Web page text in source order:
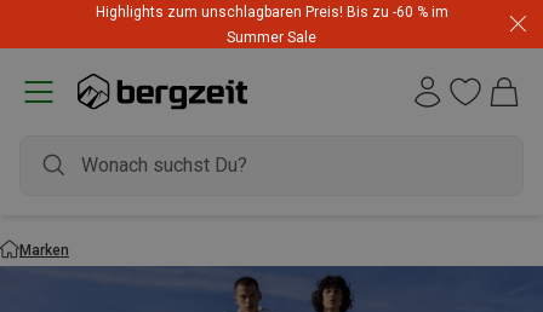
Highlights zum unschlagbaren Preis! Bis zu -60 % im
Summer Sale
Marken